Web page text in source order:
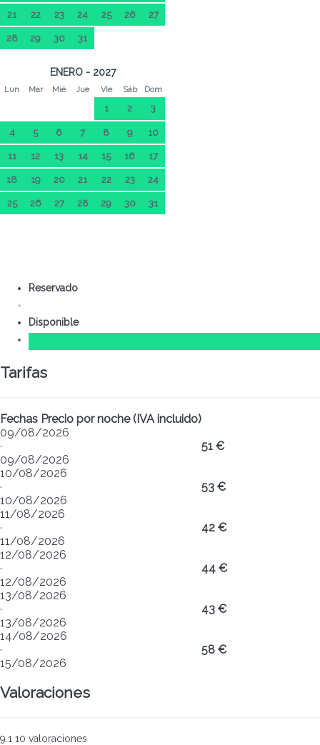
21 22 23 24 25 26 27
28 29 30 31
ENERO - 2027
Lun Mar Mié Jue Vie Sáb Dom
1 2 3
4 5 6 7 8 9 10
11 12 13 14 15 16 17
18 19 20 21 22 23 24
25 26 27 28 29 30 31
Reservado
Disponible
Tarifas
Fechas Precio por noche (IVA incluido)
09/08/2026
·
09/08/2026
51 €
10/08/2026
·
10/08/2026
53 €
11/08/2026
·
11/08/2026
42 €
12/08/2026
·
12/08/2026
44 €
13/08/2026
·
13/08/2026
43 €
14/08/2026
·
15/08/2026
58 €
Valoraciones
9.1 10 valoraciones